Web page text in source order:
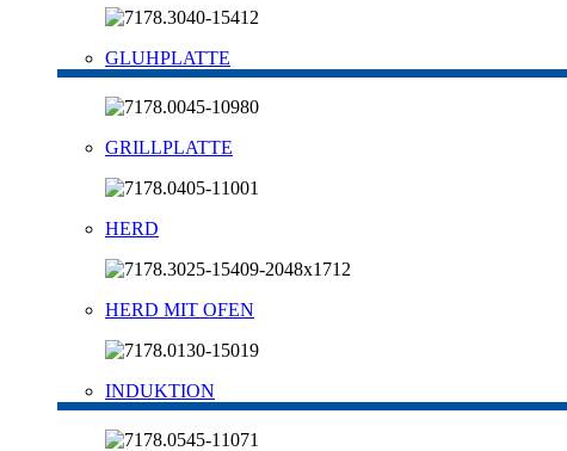
GLUHPLATTE
GRILLPLATTE
HERD
HERD MIT OFEN
INDUKTION